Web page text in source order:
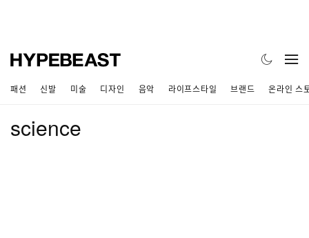
패션 신발 미술 디자인 음악 라이프스타일 브랜드 온라인 스
science